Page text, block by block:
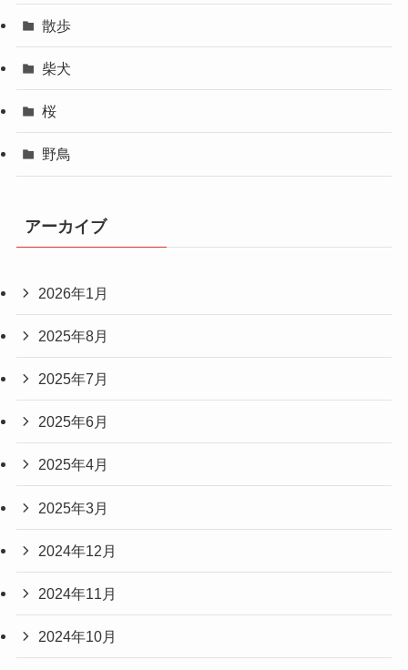
散歩
柴犬
桜
野鳥
アーカイブ
2026年1月
2025年8月
2025年7月
2025年6月
2025年4月
2025年3月
2024年12月
2024年11月
2024年10月